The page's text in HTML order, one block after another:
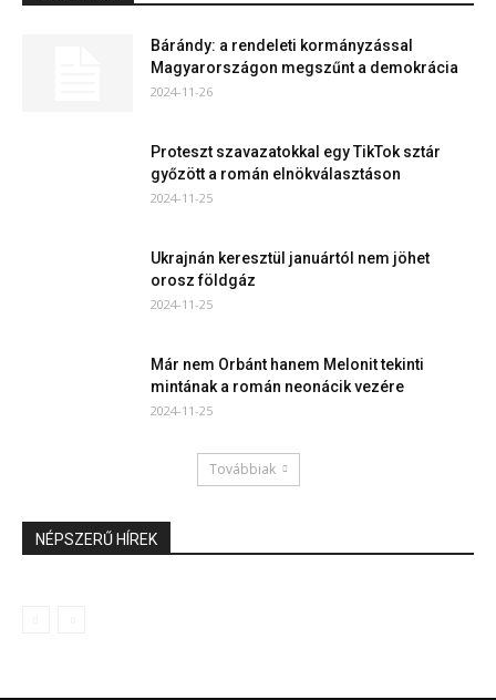
Bárándy: a rendeleti kormányzással
Magyarországon megszűnt a demokrácia
2024-11-26
Proteszt szavazatokkal egy TikTok sztár
győzött a román elnökválasztáson
2024-11-25
Ukrajnán keresztül januártól nem jöhet
orosz földgáz
2024-11-25
Már nem Orbánt hanem Melonit tekinti
mintának a román neonácik vezére
2024-11-25
Továbbiak
NÉPSZERŰ HÍREK